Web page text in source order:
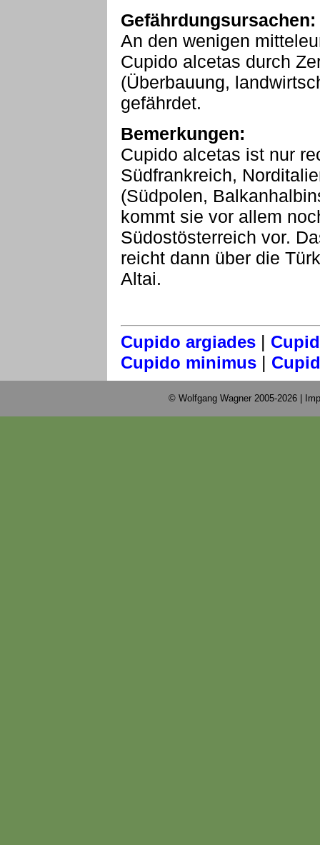
Gefährdungsursachen:
An den wenigen
Cupido alcetas durch
(Überbauung,
gefährdet.
Bemerkungen:
Cupido alcetas ist nur
Südfrankreich,
(Südpolen,
kommt sie vor allem
Südostösterreich vor.
reicht dann über die
Altai.
Cupido argiades |
Cupido minimus |
© Wolfgang Wagner 2005-2026 |